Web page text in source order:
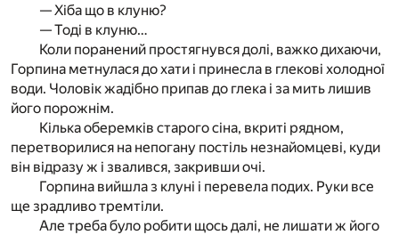
— Хіба що в клуню?
— Тоді в клуню…
Коли поранений простягнувся долі, важко дихаючи,
Горпина метнулася до хати і принесла в глекові холодної
води. Чоловік жадібно припав до глека і за мить лишив
його порожнім.
Кілька оберемків старого сіна, вкриті рядном,
перетворилися на непогану постіль незнайомцеві, куди
він відразу ж і звалився, закривши очі.
Горпина вийшла з клуні і перевела подих. Руки все
ще зрадливо тремтіли.
Але треба було робити щось далі, не лишати ж його